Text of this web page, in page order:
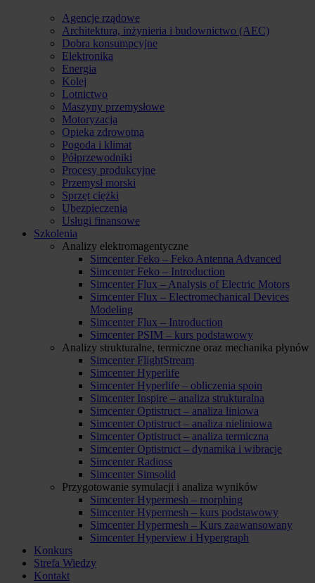
Agencje rządowe
Architektura, inżynieria i budownictwo (AEC)
Dobra konsumpcyjne
Elektronika
Energia
Kolej
Lotnictwo
Maszyny przemysłowe
Motoryzacja
Opieka zdrowotna
Pogoda i klimat
Półprzewodniki
Procesy produkcyjne
Przemysł morski
Sprzęt ciężki
Ubezpieczenia
Usługi finansowe
Szkolenia
Analizy elektromagentyczne
Simcenter Feko – Feko Antenna Advanced
Simcenter Feko – Introduction
Simcenter Flux – Analysis of Electric Motors
Simcenter Flux – Electromechanical Devices
Modeling
Simcenter Flux – Introduction
Simcenter PSIM – kurs podstawowy
Analizy strukturalne, termiczne oraz mechanika płynów
Simcenter FlightStream
Simcenter Hyperlife
Simcenter Hyperlife – obliczenia spoin
Simcenter Inspire – analiza strukturalna
Simcenter Optistruct – analiza liniowa
Simcenter Optistruct – analiza nieliniowa
Simcenter Optistruct – analiza termiczna
Simcenter Optistruct – dynamika i wibracje
Simcenter Radioss
Simcenter Simsolid
Przygotowanie symulacji i analiza wyników
Simcenter Hypermesh – morphing
Simcenter Hypermesh – kurs podstawowy
Simcenter Hypermesh – Kurs zaawansowany
Simcenter Hyperview i Hypergraph
Konkurs
Strefa Wiedzy
Kontakt